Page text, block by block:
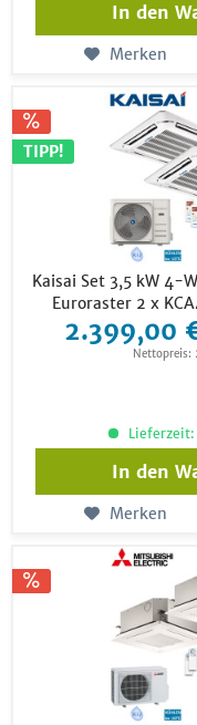
In den
Merken
TIPP!
Kaisai Set 3,5 kW 4-
Euroraster 2 x
2.399,00
Nettopreis:
In den
Merken